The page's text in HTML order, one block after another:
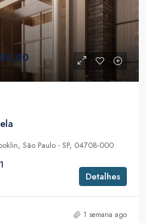
São Paulo - SP, 04708-000
1
Detalhes
1 semana ago